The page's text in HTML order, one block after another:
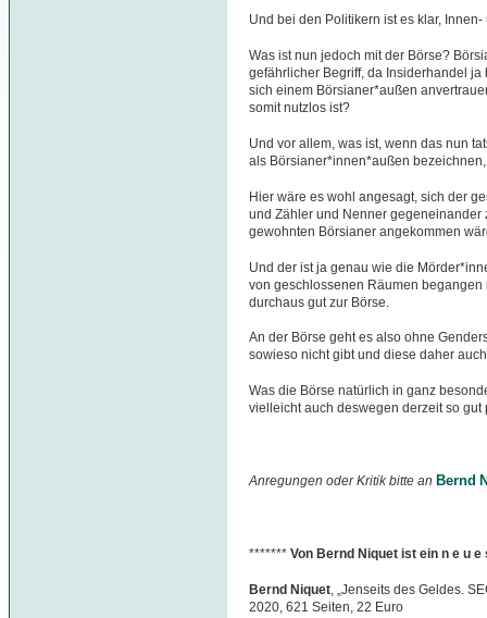
Und bei den Politikern ist es klar,
Was ist nun jedoch mit der Börse?
gefährlicher Begriff, da Insiderhandel
sich einem Börsianer*außen
somit nutzlos ist?
Und vor allem, was ist, wenn das nun
als Börsianer*innen*außen
Hier wäre es wohl angesagt, sich der
und Zähler und Nenner
gewohnten Börsianer angekommen
Und der ist ja genau wie die
von geschlossenen Räumen
durchaus gut zur Börse.
An der Börse geht es also ohne
sowieso nicht gibt und diese daher
Was die Börse natürlich in ganz
vielleicht auch deswegen derzeit so gut
Anregungen oder Kritik bitte an Bernd
******* Von Bernd Niquet ist ein n e u
Bernd Niquet, „Jenseits des Geldes.
2020, 621 Seiten, 22 Euro